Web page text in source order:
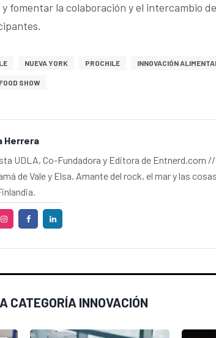
fomentar la colaboración y el intercambio
NUEVA YORK PROCHILE INNOVACIÓN
SHOW
Herrera
UDLA, Co-Fundadora y Editora de Entnerd.com
de Vale y Elsa. Amante del rock, el mar y las
CATEGORÍA INNOVACIÓN